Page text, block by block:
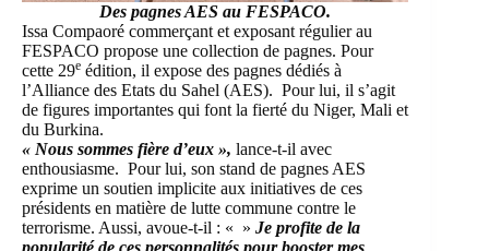
Des pagnes AES au FESPACO.
Issa Compaoré commerçant et exposant régulier au
FESPACO propose une collection de pagnes. Pour
cette 29e édition, il expose des pagnes dédiés à
l’Alliance des Etats du Sahel (AES). Pour lui, il s’agit
de figures importantes qui font la fierté du Niger, Mali et
du Burkina.
« Nous sommes fière d’eux », lance-t-il avec
enthousiasme. Pour lui, son stand de pagnes AES
exprime un soutien implicite aux initiatives de ces
présidents en matière de lutte commune contre le
terrorisme. Aussi, avoue-t-il : « » Je profite de la
popularité de ces personnalités pour booster mes